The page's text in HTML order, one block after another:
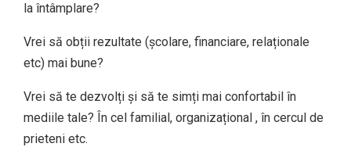
la întâmplare?
Vrei să obții rezultate (școlare, financiare, relaționale
etc) mai bune?
Vrei să te dezvolți și să te simți mai confortabil în
mediile tale? În cel familial, organizațional , în cercul de
prieteni etc.